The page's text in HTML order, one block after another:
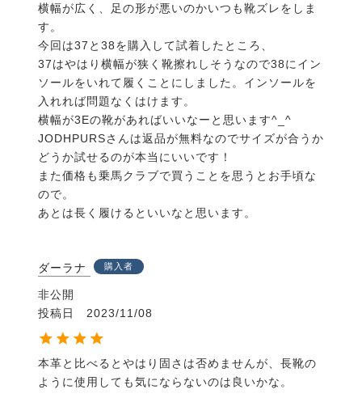
横幅が広く、足の形が悪いのかいつも靴ズレをしま
す。
今回は37と38を購入して試着したところ、
37はやはり横幅が狭く靴擦れしそうなので38にイン
ソールをいれて履くことにしました。インソールを
入れれば問題なくはけます。
横幅が3Eの靴があればいいなーと思います^_^
JODHPURSさんは返品が無料なのでサイズが合うか
どうか試せるのが本当にいいです！
また価格も乗馬クラブで買うことを思うとお手頃な
ので。
あとは長く履けるといいなと思います。
ダーラナ 購入者
非公開
投稿日
2023/11/08
本革と比べるとやはり固さは否めませんが、長靴の
ように使用しても気にならないのは良いかな。